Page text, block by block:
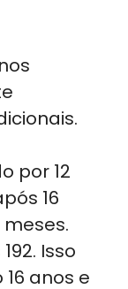
por 12
16
Isso
anos e